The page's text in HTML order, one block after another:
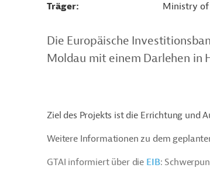
Träger
Ministry of
Die Europäische
Moldau mit einem Darlehen in
Ziel des Projekts ist die Errichtung und
Weitere Informationen zu dem
GTAI informiert über die EIB: